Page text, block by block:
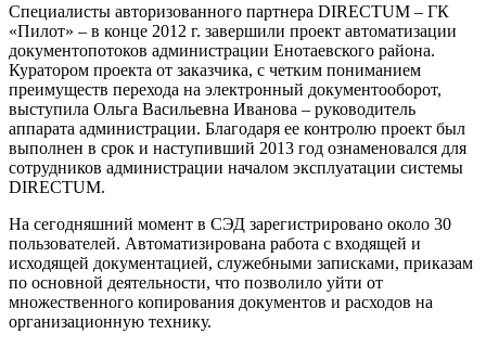
Специалисты авторизованного партнера DIRECTUM – ГК
«Пилот» – в конце 2012 г. завершили проект автоматизации
документопотоков администрации Енотаевского района.
Куратором проекта от заказчика, с четким пониманием
преимуществ перехода на электронный документооборот,
выступила Ольга Васильевна Иванова – руководитель
аппарата администрации. Благодаря ее контролю проект был
выполнен в срок и наступивший 2013 год ознаменовался для
сотрудников администрации началом эксплуатации системы
DIRECTUM.
На сегодняшний момент в СЭД зарегистрировано около 30
пользователей. Автоматизирована работа с входящей и
исходящей документацией, служебными записками, приказам
по основной деятельности, что позволило уйти от
множественного копирования документов и расходов на
организационную технику.